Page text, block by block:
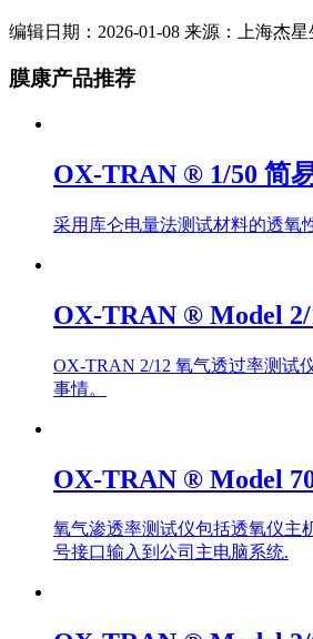
编辑日期：2026-01-08 来源：上海杰
膜康产品推荐
OX-TRAN ® 1/50 简
采用库仑电量法测试材料的透氧
OX-TRAN ® Model
OX-TRAN 2/12 氧气透过率测试
事情。
OX-TRAN ® Model
氧气渗透率测试仪包括透氧仪主
号接口输入到公司主电脑系统.